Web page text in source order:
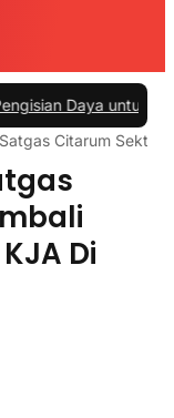
untuk Mobil
Citarum
Di